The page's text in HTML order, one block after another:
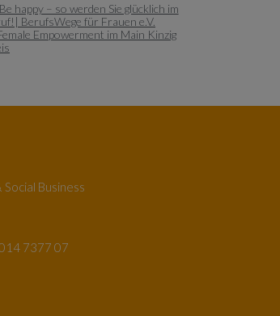
Be happy – so werden Sie glücklich im
BerufsWege für Frauen e.V.
Empowerment im Main Kinzig
Business
7377 07